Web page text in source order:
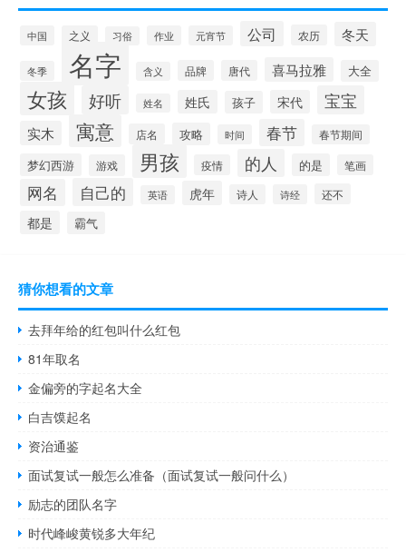
中国 之义 习俗 作业 元宵节 公司 农历 冬天
冬季 名字 含义 品牌 唐代 喜马拉雅 大全
女孩 好听 姓名 姓氏 孩子 宋代 宝宝
实木 寓意 店名 攻略 时间 春节 春节期间
梦幻西游 游戏 男孩 疫情 的人 的是 笔画
网名 自己的 英语 虎年 诗人 诗经 还不
都是 霸气
猜你想看的文章
去拜年给的红包叫什么红包
81年取名
金偏旁的字起名大全
白吉馍起名
资治通鉴
面试复试一般怎么准备（面试复试一般问什么）
励志的团队名字
时代峰峻黄锐多大年纪